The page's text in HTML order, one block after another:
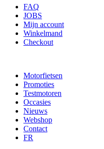
FAQ
JOBS
Mijn account
Winkelmand
Checkout
Motorfietsen
Promoties
Testmotoren
Occasies
Nieuws
Webshop
Contact
FR